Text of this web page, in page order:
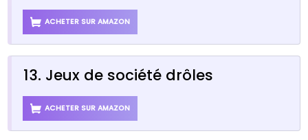
ACHETER SUR AMAZON
13. Jeux de société drôles
ACHETER SUR AMAZON